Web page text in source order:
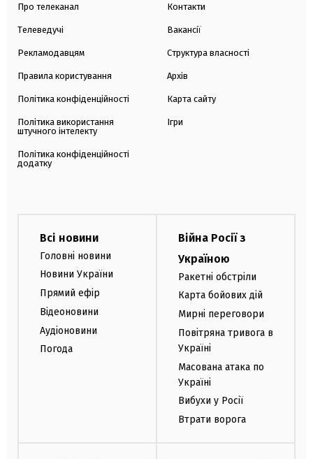
Про телеканал
Телеведучі
Рекламодавцям
Правила користування
Політика конфіденційності
Політика використання
штучного інтелекту
Політика конфіденційності
додатку
Контакти
Вакансії
Структура власності
Архів
Карта сайту
Ігри
Всі новини
Головні новини
Новини України
Прямий ефір
Відеоновини
Аудіоновини
Погода
Війна Росії з
Україною
Ракетні обстріли
Карта бойових дій
Мирні переговори
Повітряна тривога в
Україні
Масована атака по
Україні
Вибухи у Росії
Втрати ворога